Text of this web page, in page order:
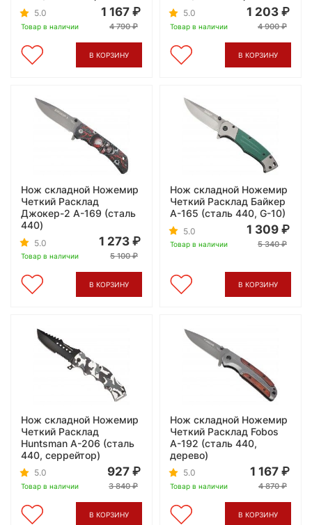
5.0
Товар в наличии
1 167
4 790
В КОРЗИНУ
5.0
Товар в наличии
1 203
4 900
В КОРЗИНУ
Нож складной Ножемир
Четкий Расклад
Джокер-2 A-169 (сталь
440)
5.0
Товар в наличии
1 273
5 100
В КОРЗИНУ
Нож складной Ножемир
Четкий Расклад Байкер
A-165 (сталь 440, G-10)
5.0
Товар в наличии
1 309
5 340
В КОРЗИНУ
Нож складной Ножемир
Четкий Расклад
Huntsman A-206 (сталь
440, серрейтор)
5.0
Товар в наличии
927
3 840
В КОРЗИНУ
Нож складной Ножемир
Четкий Расклад Fobos
A-192 (сталь 440,
дерево)
5.0
Товар в наличии
1 167
4 870
В КОРЗИНУ